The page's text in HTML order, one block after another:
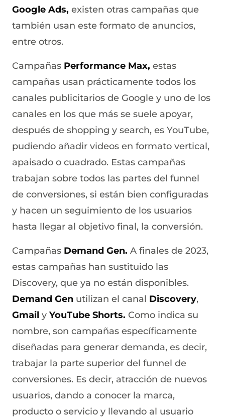
Google Ads, existen otras campañas que
también usan este formato de anuncios,
entre otros.
Campañas Performance Max, estas
campañas usan prácticamente todos los
canales publicitarios de Google y uno de los
canales en los que más se suele apoyar,
después de shopping y search, es YouTube,
pudiendo añadir videos en formato vertical,
apaisado o cuadrado. Estas campañas
trabajan sobre todos las partes del funnel
de conversiones, si están bien configuradas
y hacen un seguimiento de los usuarios
hasta llegar al objetivo final, la conversión.
Campañas Demand Gen. A finales de 2023,
estas campañas han sustituido las
Discovery, que ya no están disponibles.
Demand Gen utilizan el canal Discovery,
Gmail y YouTube Shorts. Como indica su
nombre, son campañas específicamente
diseñadas para generar demanda, es decir,
trabajar la parte superior del funnel de
conversiones. Es decir, atracción de nuevos
usuarios, dando a conocer la marca,
producto o servicio y llevando al usuario